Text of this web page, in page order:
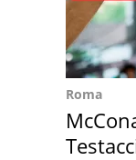
Roma